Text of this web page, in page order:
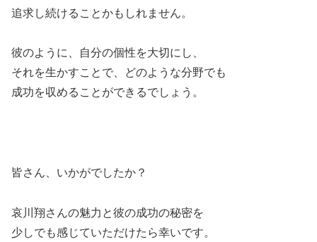
追求し続けることかもしれません。
彼のように、自分の個性を大切にし、
それを生かすことで、どのような分野でも
成功を収めることができるでしょう。
皆さん、いかがでしたか？
哀川翔さんの魅力と彼の成功の秘密を
少しでも感じていただけたら幸いです。